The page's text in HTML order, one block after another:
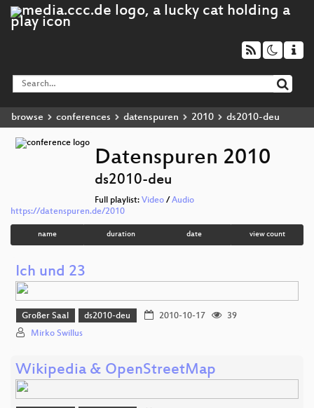
browse conferences datenspuren 2010 ds2010-deu
Datenspuren 2010
ds2010-deu
Full playlist: Video / Audio
https://datenspuren.de/2010
name duration date view count
Ich und 23
Großer Saal ds2010-deu 2010-10-17
39
Mirko Swillus
Wikipedia & OpenStreetMap